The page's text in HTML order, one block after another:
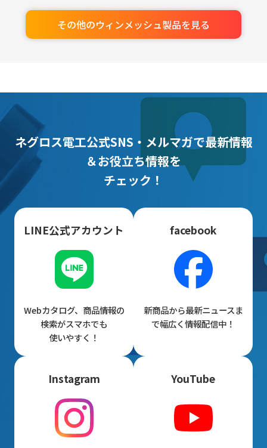
その他のウィンメッシュ製品を見る
ネグロス電工公式SNS・メルマガで最新情報
＆お役立ち情報を
チェック！
LINE公式アカウント
Webカタログ、商品情報の
検索がスマホでも
使いやすく！
facebook
新商品から最新ニュースま
で幅広く情報配信中！
Instagram YouTube